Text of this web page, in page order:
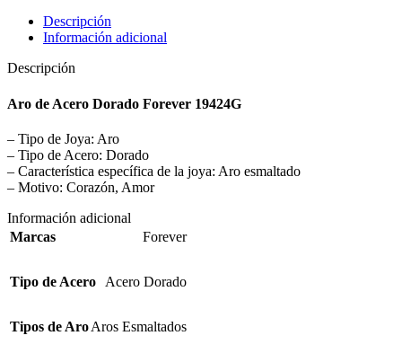
Descripción
Información adicional
Descripción
Aro de Acero Dorado Forever 19424G
– Tipo de Joya: Aro
– Tipo de Acero: Dorado
– Característica específica de la joya: Aro esmaltado
– Motivo: Corazón, Amor
Información adicional
Marcas
Forever
Tipo de Acero Acero Dorado
Tipos de AroAros Esmaltados